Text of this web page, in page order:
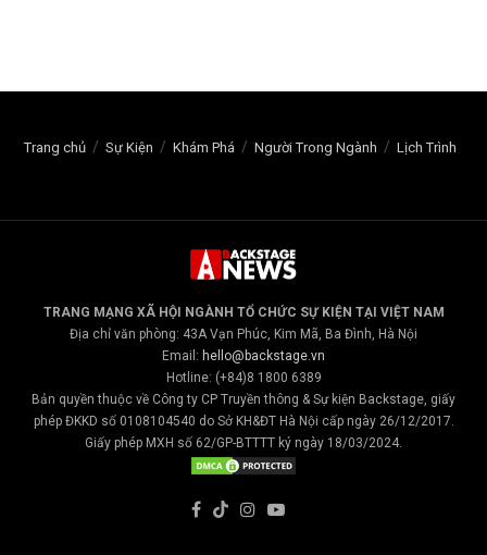
Trang chủ Sự Kiện Khám Phá Người Trong Ngành Lịch Trình
TRANG MẠNG XÃ HỘI NGÀNH TỔ CHỨC SỰ KIỆN TẠI VIỆT NAM
Địa chỉ văn phòng: 43A Vạn Phúc, Kim Mã, Ba Đình, Hà Nội
Email: hello@backstage.vn
Hotline: (+84)8 1800 6389
Bản quyền thuộc về Công ty CP Truyền thông & Sự kiện Backstage, giấy
phép ĐKKD số 0108104540 do Sở KH&ĐT Hà Nội cấp ngày 26/12/2017.
Giấy phép MXH số 62/GP-BTTTT ký ngày 18/03/2024.